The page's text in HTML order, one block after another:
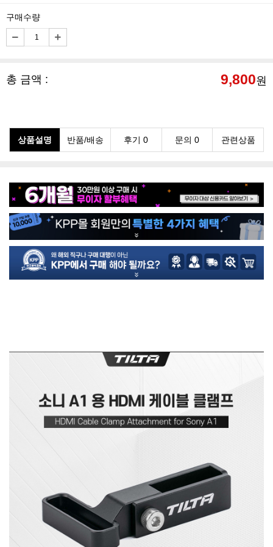
구매수량
총 금액 : 9,800원
상품설명 반품/배송 후기 0 문의 0 관련상품